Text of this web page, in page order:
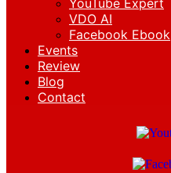
YouTube Expert
VDO AI
Facebook Ebook
Events
Review
Blog
Contact